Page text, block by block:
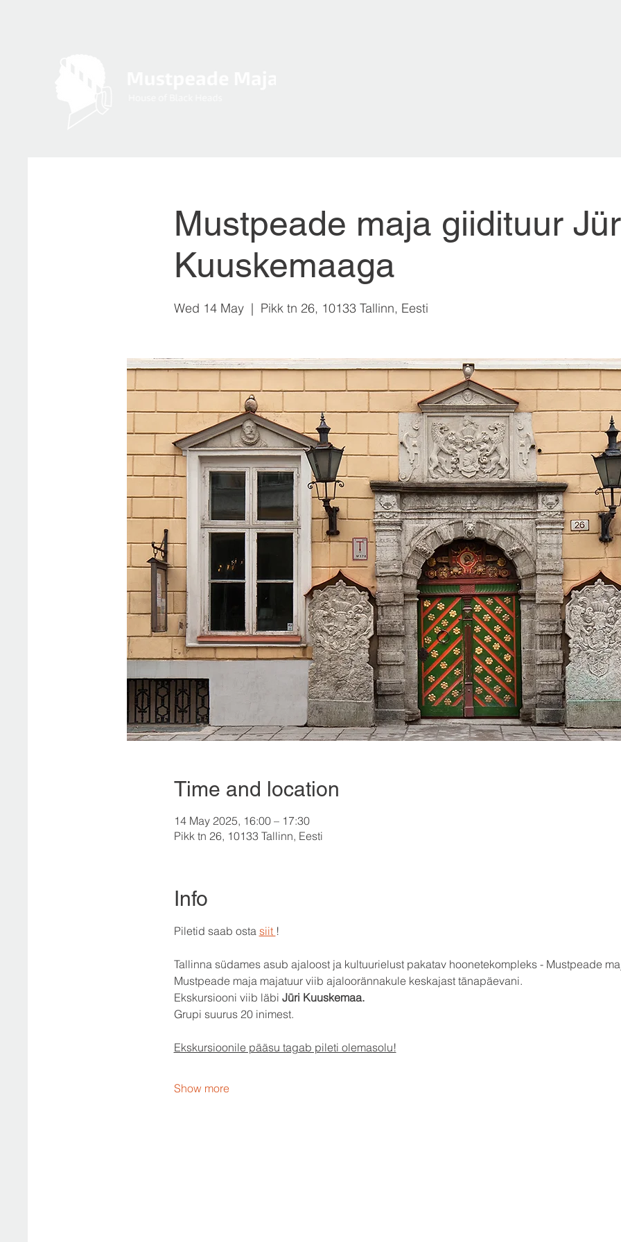
Mustpeade maja giidituur
Kuuskemaaga
Wed 14 May
  |
Pikk tn 26, 10133 Tallinn, Eesti
Time and location
14 May 2025, 16:00 – 17:30
Pikk tn 26, 10133 Tallinn, Eesti
Info
Piletid saab osta siit !
Tallinna südames asub ajaloost ja kultuurielust pakatav hoonetekompleks - Mustpeade
Mustpeade maja majatuur viib ajaloorännakule keskajast tänapäevani.
Ekskursiooni viib läbi Jüri Kuuskemaa.
Grupi suurus 20 inimest.
Ekskursioonile pääsu tagab pileti olemasolu!
Show more